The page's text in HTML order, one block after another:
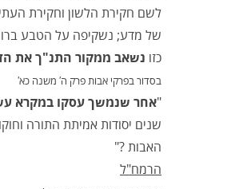
לשם חקירת הלשון וחקירת
של מדע; נשקיפה על הטבע ברוח
כזו נשאב ממקור התנ"ך את
בסדור בפרקי אבות פרק ה′ משנה כא′
"אחר שנמשך עסקו במקרא
שנים יסודות אמיתת התורה
האבות ?"
הרמח"ל